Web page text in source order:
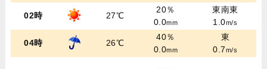
02時 27℃
20％
0.0mm
東南東
1.0m/s
04時 26℃
40％
0.0mm
東
0.7m/s